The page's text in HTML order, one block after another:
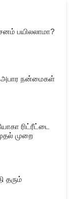
பயிலலாமா?
அபார நன்மைகள்
ரிட்ரீட்டை
முறை
தரும்